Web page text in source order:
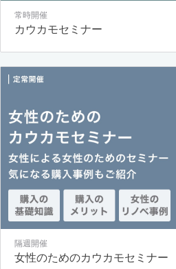
常時開催
カウカモセミナー
隔週開催
女性のためのカウカモセミナー